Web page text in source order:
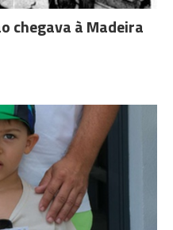
chegava à Madeira